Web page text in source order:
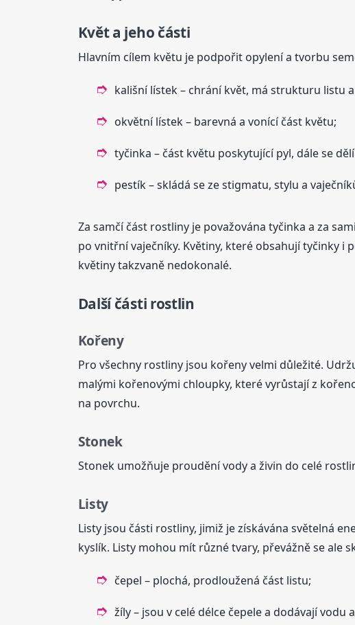
Květ a jeho části
Hlavním cílem květu je podpořit opylení a tvorbu
kališní lístek – chrání květ, má strukturu listu
okvětní lístek – barevná a vonící část květu;
tyčinka – část květu poskytující pyl, dále se
pestík – skládá se ze stigmatu, stylu a
Za samčí část rostliny je považována tyčinka a za
po vnitřní vaječníky. Květiny, které obsahují tyčinky i
květiny takzvaně nedokonalé.
Další části rostlin
Kořeny
Pro všechny rostliny jsou kořeny velmi důležité.
malými kořenovými chloupky, které vyrůstají z
na povrchu.
Stonek
Stonek umožňuje proudění vody a živin do celé
Listy
Listy jsou části rostliny, jimiž je získávána světelná
kyslík. Listy mohou mít různé tvary, převážně se ale
čepel – plochá, prodloužená část listu;
žíly – jsou v celé délce čepele a dodávají vodu